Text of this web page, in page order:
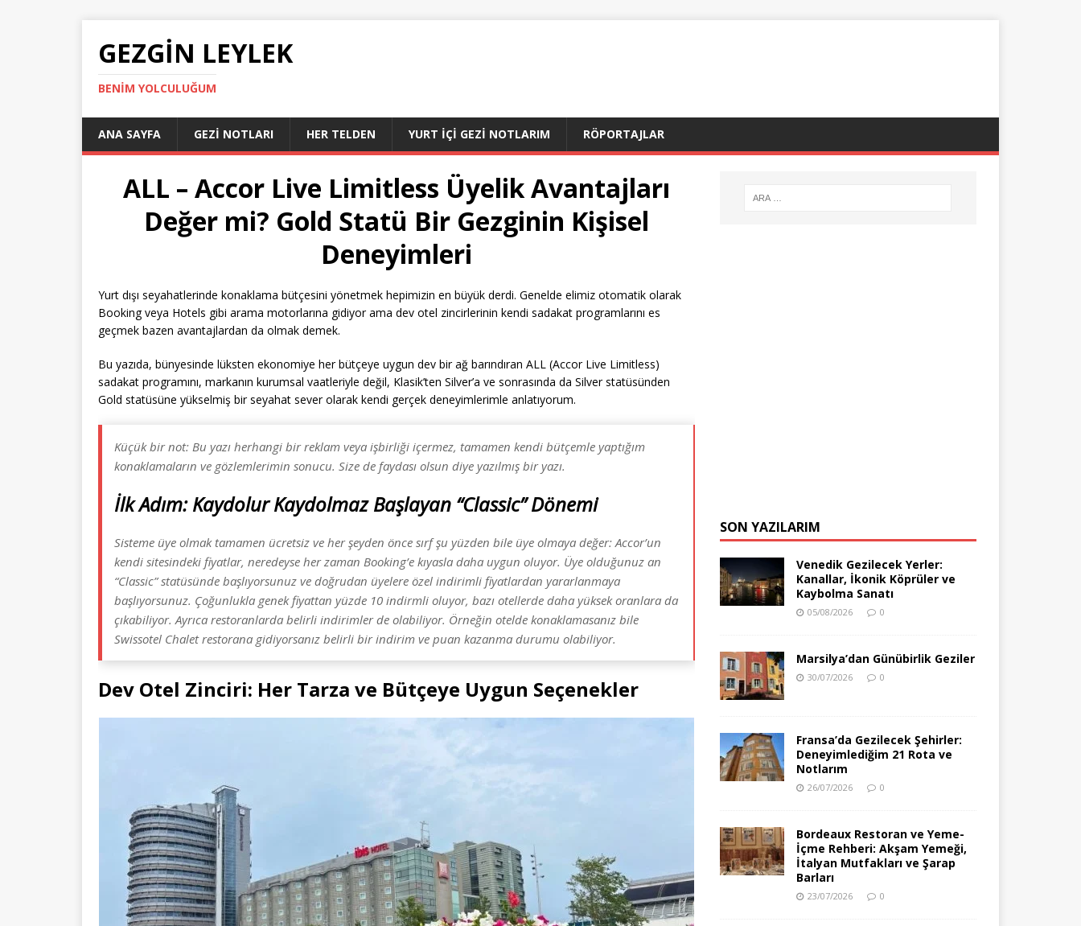
GEZGIN LEYLEK
BENIM YOLCULUĞUM
ANA SAYFA GEZI NOTLARI HER TELDEN YURT İÇI GEZI NOTLARIM RÖPORTAJLAR
ALL – Accor Live Limitless Üyelik Avantajları
Değer mi? Gold Statü Bir Gezginin Kişisel
Deneyimleri
Yurt dışı seyahatlerinde konaklama bütçesini yönetmek hepimizin en büyük derdi. Genelde elimiz otomatik olarak
Booking veya Hotels gibi arama motorlarına gidiyor ama dev otel zincirlerinin kendi sadakat programlarını es
geçmek bazen avantajlardan da olmak demek.
Bu yazıda, bünyesinde lüksten ekonomiye her bütçeye uygun dev bir ağ barındıran ALL (Accor Live Limitless)
sadakat programını, markanın kurumsal vaatleriyle değil, Klasik’ten Silver’a ve sonrasında da Silver statüsünden
Gold statüsüne yükselmiş bir seyahat sever olarak kendi gerçek deneyimlerimle anlatıyorum.
Küçük bir not: Bu yazı herhangi bir reklam veya işbirliği içermez, tamamen kendi bütçemle yaptığım
konaklamaların ve gözlemlerimin sonucu. Size de faydası olsun diye yazılmış bir yazı.
İlk Adım: Kaydolur Kaydolmaz Başlayan “Classic” Dönemi
Sisteme üye olmak tamamen ücretsiz ve her şeyden önce sırf şu yüzden bile üye olmaya değer: Accor’un
kendi sitesindeki fiyatlar, neredeyse her zaman Booking’e kıyasla daha uygun oluyor. Üye olduğunuz an
“Classic” statüsünde başlıyorsunuz ve doğrudan üyelere özel indirimli fiyatlardan yararlanmaya
başlıyorsunuz. Çoğunlukla genek fiyattan yüzde 10 indirmli oluyor, bazı otellerde daha yüksek oranlara da
çıkabiliyor. Ayrıca restoranlarda belirli indirimler de olabiliyor. Örneğin otelde konaklamasanız bile
Swissotel Chalet restorana gidiyorsanız belirli bir indirim ve puan kazanma durumu olabiliyor.
Dev Otel Zinciri: Her Tarza ve Bütçeye Uygun Seçenekler
SON YAZILARIM
Venedik Gezilecek Yerler:
Kanallar, İkonik Köprüler ve
Kaybolma Sanatı
05/08/2026 0
Marsilya’dan Günübirlik Geziler
30/07/2026 0
Fransa’da Gezilecek Şehirler:
Deneyimlediğim 21 Rota ve
Notlarım
26/07/2026 0
Bordeaux Restoran ve Yeme-
İçme Rehberi: Akşam Yemeği,
İtalyan Mutfakları ve Şarap
Barları
23/07/2026 0